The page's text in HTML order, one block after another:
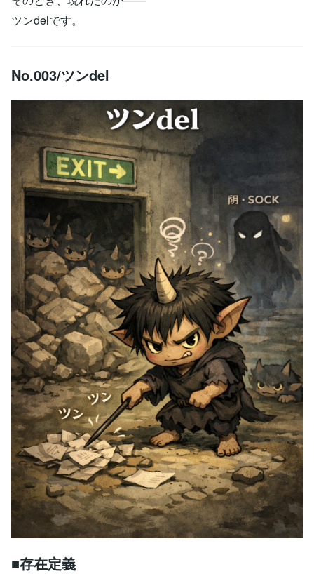
ツンdelです。
No.003/ツンdel
■存在定義